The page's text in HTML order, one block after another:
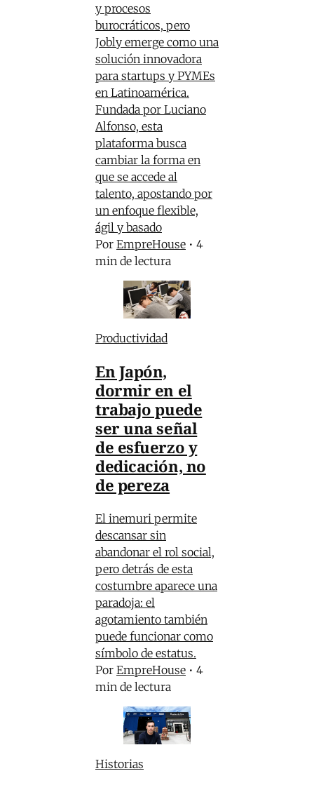
y procesos
burocráticos, pero
Jobly emerge como una
solución innovadora
para startups y PYMEs
en Latinoamérica.
Fundada por Luciano
Alfonso, esta
plataforma busca
cambiar la forma en
que se accede al
talento, apostando por
un enfoque flexible,
ágil y basado
Por EmpreHouse • 4
min de lectura
Productividad
En Japón,
dormir en el
trabajo puede
ser una señal
de esfuerzo y
dedicación, no
de pereza
El inemuri permite
descansar sin
abandonar el rol social,
pero detrás de esta
costumbre aparece una
paradoja: el
agotamiento también
puede funcionar como
símbolo de estatus.
Por EmpreHouse • 4
min de lectura
Historias